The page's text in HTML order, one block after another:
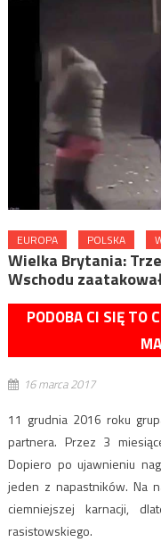
EUROPA POLSKA
Wielka Brytania:
Wschodu
PODOBA CI SIĘ TO
16 marca 2017
11 grudnia 2016 roku
partnera. Przez 3
Dopiero po ujawnieniu
jeden z napastników. Na
ciemniejszej karnacji,
rasistowskiego.